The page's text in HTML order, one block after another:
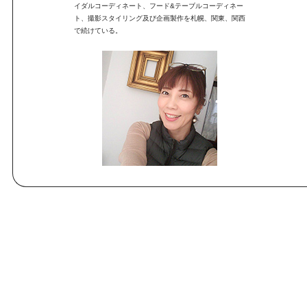
イダルコーディネート、フード&テーブルコーディネー
ト、撮影スタイリング及び企画製作を札幌、関東、関西
で続けている。